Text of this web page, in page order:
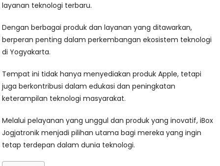
layanan teknologi terbaru.
Dengan berbagai produk dan layanan yang ditawarkan,
berperan penting dalam perkembangan ekosistem teknologi
di Yogyakarta.
Tempat ini tidak hanya menyediakan produk Apple, tetapi
juga berkontribusi dalam edukasi dan peningkatan
keterampilan teknologi masyarakat.
Melalui pelayanan yang unggul dan produk yang inovatif, iBox
Jogjatronik menjadi pilihan utama bagi mereka yang ingin
tetap terdepan dalam dunia teknologi.